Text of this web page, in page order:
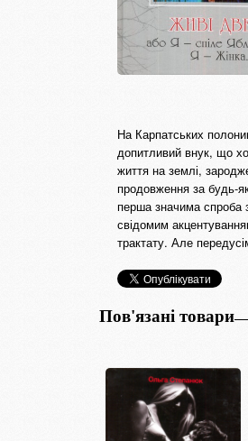
На Карпатських
допитливий внук, що
життя на землі,
продовження за будь-
перша значима спроба
свідомим
трактату. Але
Пов'язані товари